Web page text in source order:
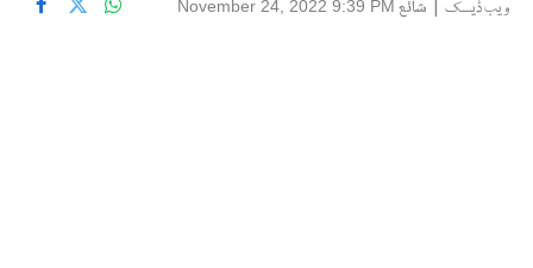
ویب ڈیسک | شائع November 24, 2022 9:39 PM